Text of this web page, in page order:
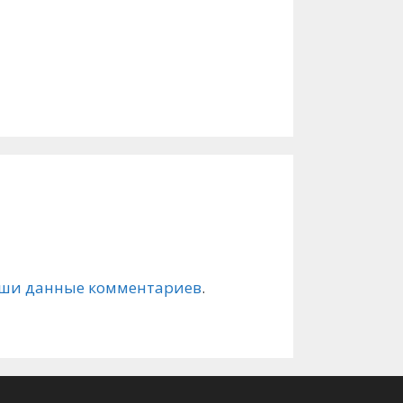
данные комментариев.